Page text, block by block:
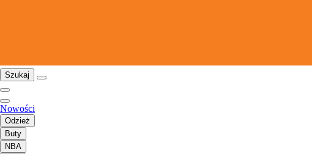
Szukaj
Nowości
Odzież
Buty
NBA